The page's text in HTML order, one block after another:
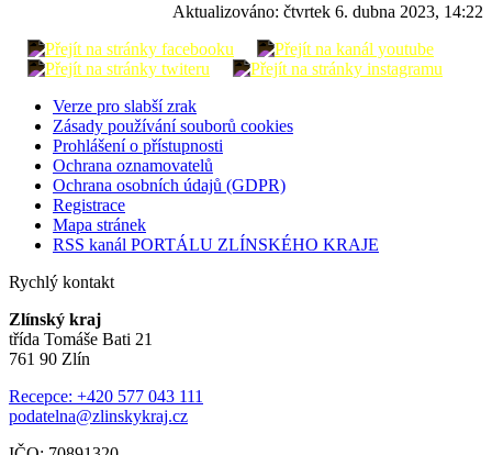
Aktualizováno: čtvrtek 6. dubna 2023, 14:22
Verze pro slabší zrak
Zásady používání souborů cookies
Prohlášení o přístupnosti
Ochrana oznamovatelů
Ochrana osobních údajů (GDPR)
Registrace
Mapa stránek
RSS kanál PORTÁLU ZLÍNSKÉHO KRAJE
Rychlý kontakt
Zlínský kraj
třída Tomáše Bati 21
761 90 Zlín
Recepce: +420 577 043 111
podatelna@zlinskykraj.cz